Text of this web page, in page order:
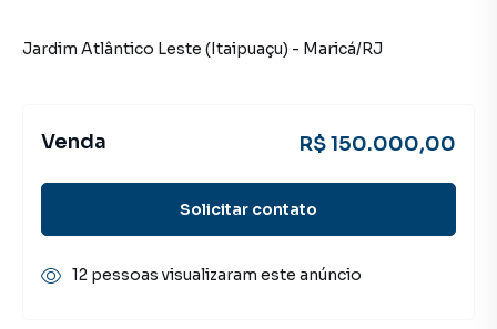
Jardim Atlântico Leste (Itaipuaçu) - Maricá/RJ
Venda R$ 150.000,00
Solicitar contato
12 pessoas visualizaram este anúncio